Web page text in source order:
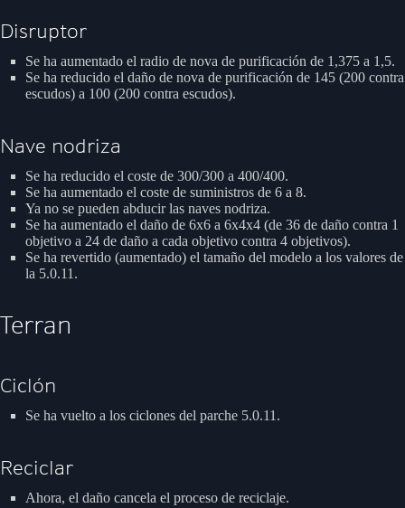
Disruptor
Se ha aumentado el radio de nova de purificación de 1,375 a 1,5.
Se ha reducido el daño de nova de purificación de 145 (200 contra
escudos) a 100 (200 contra escudos).
Nave nodriza
Se ha reducido el coste de 300/300 a 400/400.
Se ha aumentado el coste de suministros de 6 a 8.
Ya no se pueden abducir las naves nodriza.
Se ha aumentado el daño de 6x6 a 6x4x4 (de 36 de daño contra 1
objetivo a 24 de daño a cada objetivo contra 4 objetivos).
Se ha revertido (aumentado) el tamaño del modelo a los valores de
la 5.0.11.
Terran
Ciclón
Se ha vuelto a los ciclones del parche 5.0.11.
Reciclar
Ahora, el daño cancela el proceso de reciclaje.